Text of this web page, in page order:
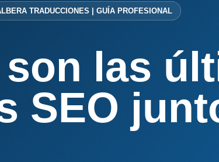
TRADUCCIONES | GUÍA PROFESIONAL
las
SEO